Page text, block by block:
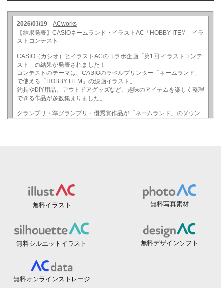
無料イラスト 無料写真素材
無料シルエットイラスト 無料デザインソフト
無料オンラインストレージ